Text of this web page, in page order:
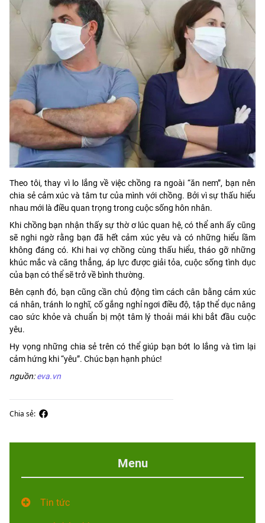
Theo tôi, thay vì lo lắng về việc chồng ra ngoài “ăn nem”, bạn nên
chia sẻ cảm xúc và tâm tư của mình với chồng. Bởi vì sự thấu hiểu
nhau mới là điều quan trọng trong cuộc sống hôn nhân.
Khi chồng bạn nhận thấy sự thờ ơ lúc quan hệ, có thể anh ấy cũng
sẽ nghi ngờ rằng bạn đã hết cảm xúc yêu và có những hiểu lầm
không đáng có. Khi hai vợ chồng cùng thấu hiểu, tháo gỡ những
khúc mắc và căng thẳng, áp lực được giải tỏa, cuộc sống tình dục
của bạn có thể sẽ trở về bình thường.
Bên cạnh đó, bạn cũng cần chủ động tìm cách cân bằng cảm xúc
cá nhân, tránh lo nghĩ, cố gắng nghỉ ngơi điều độ, tập thể dục nâng
cao sức khỏe và chuẩn bị một tâm lý thoải mái khi bắt đầu cuộc
yêu.
Hy vọng những chia sẻ trên có thể giúp bạn bớt lo lắng và tìm lại
cảm hứng khi “yêu”. Chúc bạn hạnh phúc!
nguồn:eva.vn
Chia sẻ:
Menu
Tin tức